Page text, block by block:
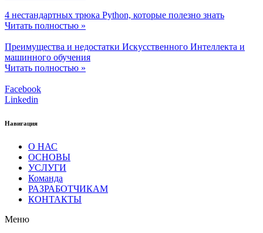
4 нестандартных трюка Python, которые полезно знать
Читать полностью »
Преимущества и недостатки Искусственного Интеллекта и
машинного обучения
Читать полностью »
Facebook
Linkedin
Навигация
О НАС
ОСНОВЫ
УСЛУГИ
Команда
РАЗРАБОТЧИКАМ
КОНТАКТЫ
Меню